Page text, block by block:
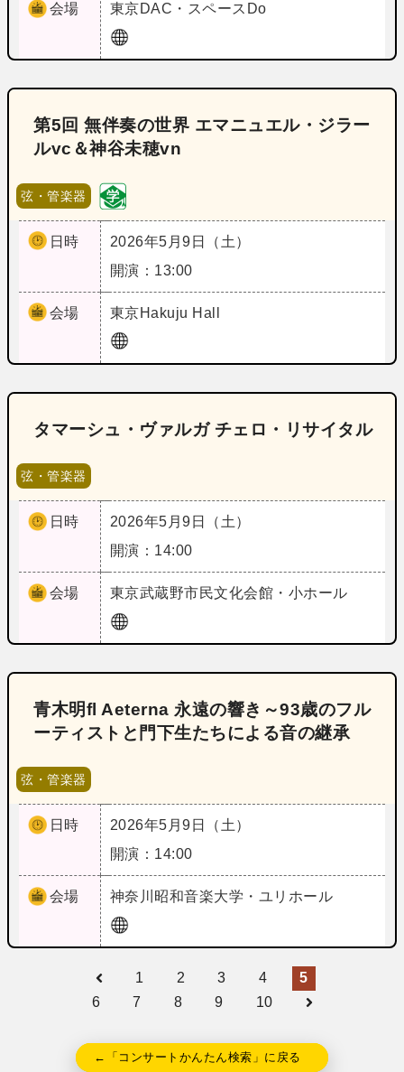
会場 東京DAC・スペースDo
第5回 無伴奏の世界 エマニュエル・ジラー
ルvc＆神谷未穂vn
弦・管楽器
日時
2026年5月9日（土）
開演：13:00
会場 東京Hakuju Hall
タマーシュ・ヴァルガ チェロ・リサイタル
弦・管楽器
日時
2026年5月9日（土）
開演：14:00
会場 東京武蔵野市民文化会館・小ホール
青木明fl Aeterna 永遠の響き～93歳のフル
ーティストと門下生たちによる音の継承
弦・管楽器
日時
2026年5月9日（土）
開演：14:00
会場 神奈川 昭和音楽大学・ユリホール
1 2 3 4
5
6
7 8 9 10
←「コンサートかんたん検索」に戻る